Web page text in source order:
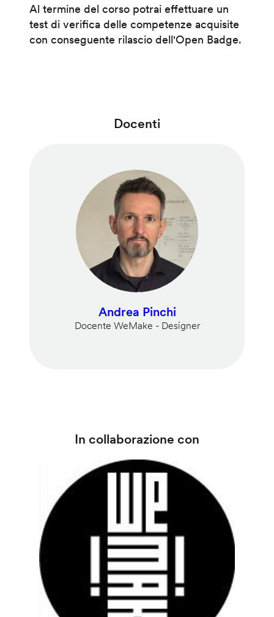
Al termine del corso potrai effettuare un
test di verifica delle competenze acquisite
con conseguente rilascio dell'Open Badge.
Docenti
Andrea Pinchi
Docente WeMake - Designer
In collaborazione con